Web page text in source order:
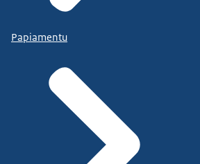
Papiamentu